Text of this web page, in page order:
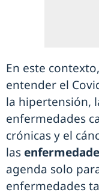
En este
entender el
la hipertensión,
enfermedades
crónicas y el
las
agenda solo
enfermedades